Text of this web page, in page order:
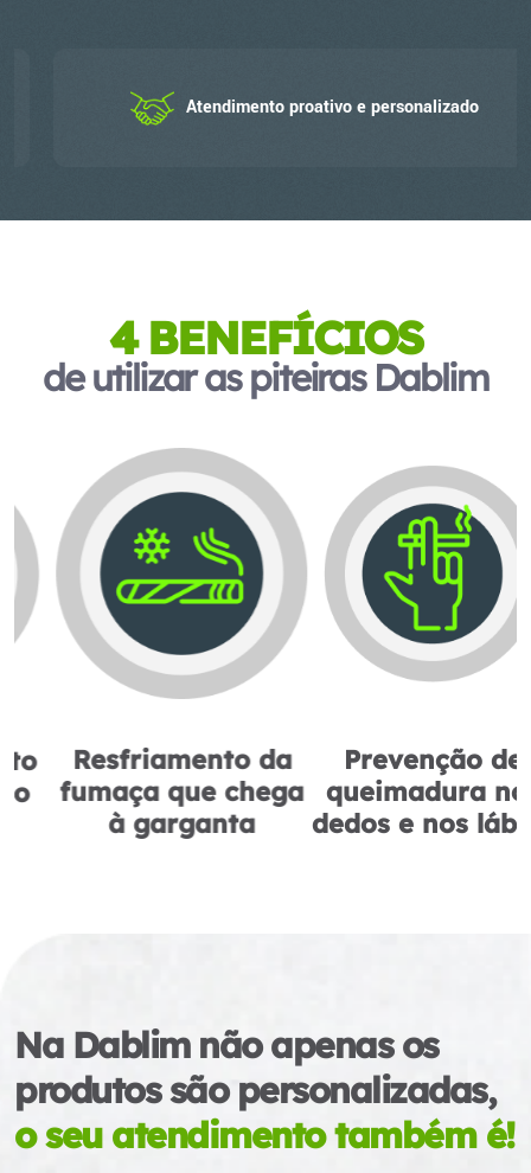
Atendimento proativo e personalizado
4 BENEFÍCIOS
de utilizar as piteiras Dablim
Resfriamento da
fumaça que chega
à garganta
Prevenção de
queimadura nos
dedos e nos lábios
Na Dablim não apenas os
produtos são personalizadas,
o seu atendimento também é!